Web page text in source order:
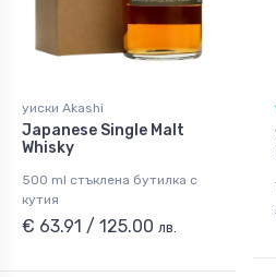
уиски Akashi
Japanese Single Malt
Whisky
500 ml стъклена бутилка с
кутия
€ 63.91 / 125.00 лв.